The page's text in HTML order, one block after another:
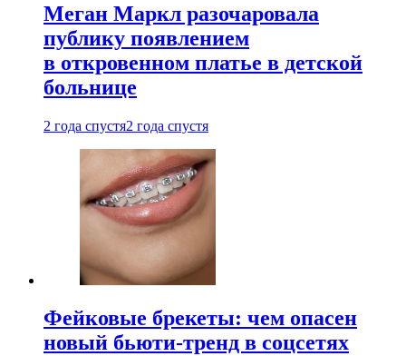
Меган Маркл разочаровала
публику появлением
в откровенном платье в детской
больнице
2 года спустя2 года спустя
Фейковые брекеты: чем опасен
новый бьюти-тренд в соцсетях